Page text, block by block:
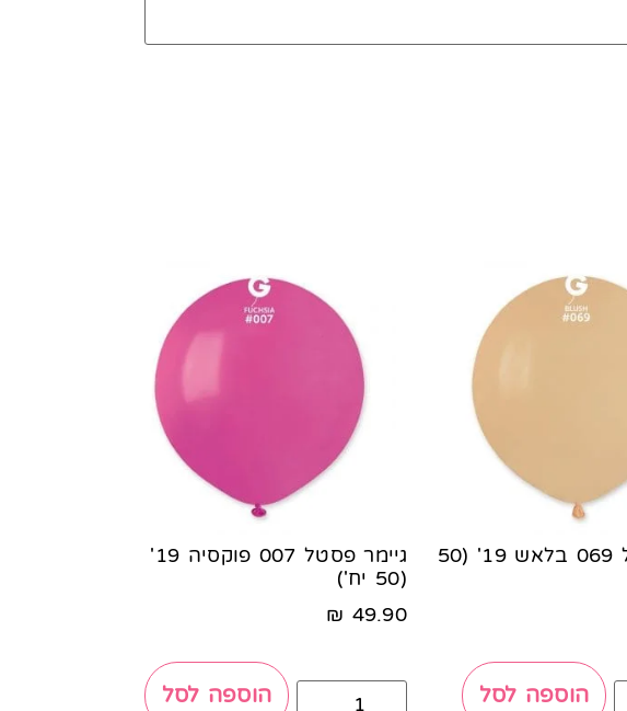
גיימר פסטל 069 בלאש 19' (50
הוספה לסל
גיימר פסטל 007 פוקסיה 19'
(50 יח')
49.90
₪
הוספה לסל